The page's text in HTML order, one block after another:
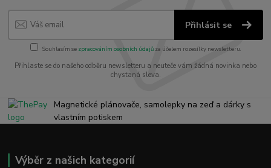
Přihlásit se
Souhlasím se zpracováním osobních údajůza účelem rozesílky newsletteru.
Přihlaste se do našeho odběru newsletteru a neuteče vám žádná novinka nebo
chystaná sleva.
Magnetické plánovače, samolepky na zeď a dárky s
vlastním potiskem
Výběr z našich kategorií